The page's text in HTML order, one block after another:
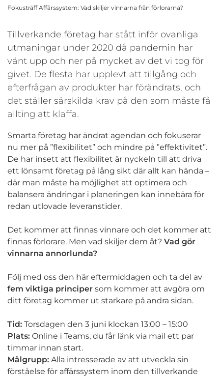
Fokusträff Affärssystem: Vad skiljer vinnarna från förlorarna?
Tillverkande företag har stått inför ovanliga
utmaningar under 2020 då pandemin har
vänt upp och ner på mycket av det vi tog för
givet. De flesta har upplevt att tillgång och
efterfrågan av produkter har förändrats, och
det ställer särskilda krav på den som måste få
allting att klaffa.
Smarta företag har ändrat agendan och fokuserar
nu mer på ”flexibilitet” och mindre på ”effektivitet”.
De har insett att flexibilitet är nyckeln till att driva
ett lönsamt företag på lång sikt där allt kan hända –
där man måste ha möjlighet att optimera och
balansera ändringar i planeringen kan innebära för
redan utlovade leveranstider.
Det kommer att finnas vinnare och det kommer att
finnas förlorare. Men vad skiljer dem åt? Vad gör
vinnarna annorlunda?
Följ med oss den här eftermiddagen och ta del av
fem viktiga principer som kommer att avgöra om
ditt företag kommer ut starkare på andra sidan.
Tid: Torsdagen den 3 juni klockan 13:00 – 15:00
Plats: Online i Teams, du får länk via mail ett par
timmar innan start.
Målgrupp: Alla intresserade av att utveckla sin
förståelse för affärssystem inom den tillverkande